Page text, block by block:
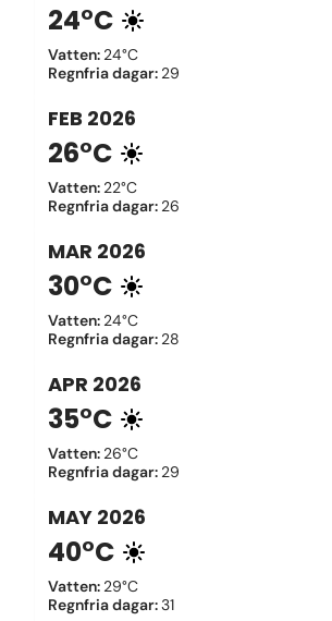
24°C
Vatten: 24°C
Regnfria dagar: 29
FEB 2026
26°C
Vatten: 22°C
Regnfria dagar: 26
MAR 2026
30°C
Vatten: 24°C
Regnfria dagar: 28
APR 2026
35°C
Vatten: 26°C
Regnfria dagar: 29
MAY 2026
40°C
Vatten: 29°C
Regnfria dagar:31